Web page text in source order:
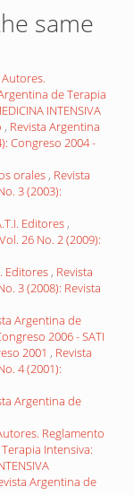
same
de Terapia
INTENSIVA
, Revista Argentina
Congreso 2004 -
orales , Revista
3 (2003):
Editores ,
26 No. 2 (2009):
Editores , Revista
3 (2008): Revista
Argentina de
2006 - SATI
2001 , Revista
4 (2001):
Argentina de
Reglamento
Intensiva:
Argentina de